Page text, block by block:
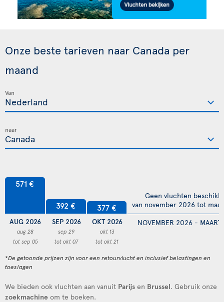
Onze beste tarieven naar Canada per
maand
Van
naar
571 €
AUG 2026
aug 28
tot sep 05
392 €
SEP 2026
sep 29
tot okt 07
377 €
OKT 2026
okt 13
tot okt 21
NOVEMBER 2026 -
Geen vluchten
van november 2026 tot
*De getoonde prijzen zijn voor een retourvlucht en inclusief belastingen en
toeslagen
We bieden ook vluchten aan vanuit Parijs en Brussel. Gebruik onze
zoekmachine om te boeken.